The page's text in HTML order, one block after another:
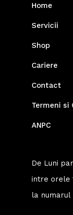
Home
Servicii
Shop
Cariere
Contact
Termeni si
ANPC
De Luni
intre orele
la numarul